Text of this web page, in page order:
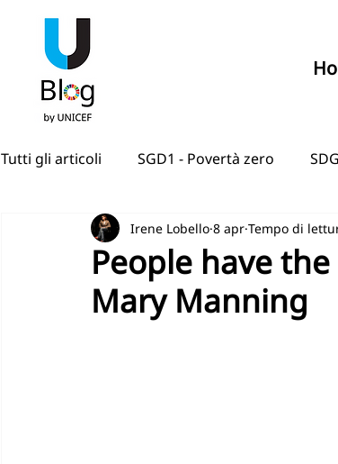
Tutti gli articoli SGD1 - Povertà zero
SGD4 - Istruzione di qualità SGD5 -
SDG7 - Energia pulita e accessibile
People have
Mary Manning
Irene Lobello 8 apr Tempo di